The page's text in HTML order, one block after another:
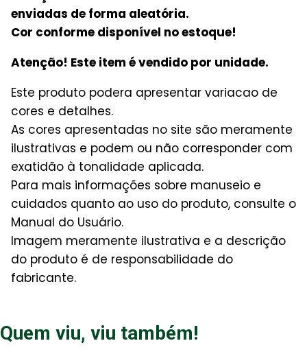
enviadas de forma aleatória.
Cor conforme disponível no estoque!
Atenção! Este item é vendido por unidade.
Este produto podera apresentar variacao de
cores e detalhes.
As cores apresentadas no site são meramente
ilustrativas e podem ou não corresponder com
exatidão à tonalidade aplicada.
Para mais informações sobre manuseio e
cuidados quanto ao uso do produto, consulte o
Manual do Usuário.
Imagem meramente ilustrativa e a descrição
do produto é de responsabilidade do
fabricante.
Quem viu, viu também!